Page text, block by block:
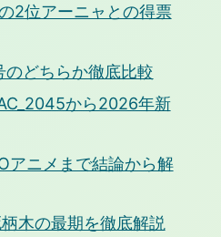
2位アーニャとの得票
のどちらか徹底比較
から2026年新
アニメまで結論から解
木の最期を徹底解説